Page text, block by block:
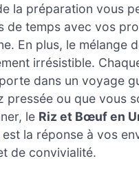
la préparation vous
de temps avec vos
En plus, le mélange
irrésistible.
dans un voyage
pressée ou que vous
le Riz et Bœuf en
est la réponse à vos
de convivialité.